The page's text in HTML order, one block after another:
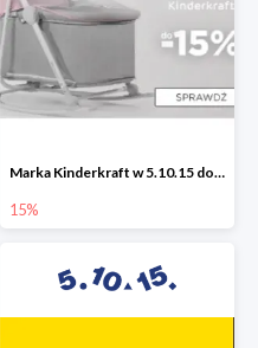
Marka Kinderkraft w 5.10.15 do -15%
15%